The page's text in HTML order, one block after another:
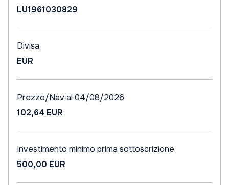
LU1961030829
Divisa
EUR
Prezzo/Nav al 04/08/2026
102,64 EUR
Investimento minimo prima sottoscrizione
500,00 EUR